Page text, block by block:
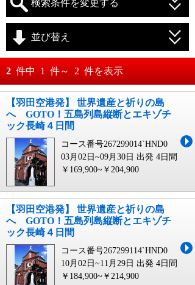
検索条件を変更する
月 日～
月
並び替え
おすすめ順
料金が安い順
料金が高い順
2 件中 1 件～ 2 件を表示
【羽田空港発】 世界遺産と祈りの島
へ GOTO！五島列島縦断とエキゾチ
ック長崎４日間
コース番号267299014`HND0
03月02日~09月30日 出発 4日間
￥169,900~￥204,900
【羽田空港発】 世界遺産と祈りの島
へ GOTO！五島列島縦断とエキゾチ
ック長崎４日間
コース番号267299114`HND0
10月02日~11月29日 出発 4日間
￥184,900~￥214,900